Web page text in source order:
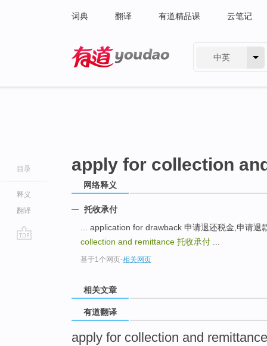
词典 翻译 有道精品课 云笔记
中英
目录
释义
翻译
apply for collection
网络释义
托收承付
... application for drawback 申请退还税金,申请
collection and remittance 托收承付
基于1个网页-相关网页
相关文章
有道翻译
apply for collection and remittance